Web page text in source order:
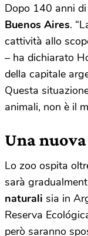
Dopo 140 anni
Buenos Aires.
cattività allo
– ha dichiarato
della capitale
Questa
animali, non è il
Una
Lo zoo ospita
sarà
naturali sia in
Reserva
però saranno